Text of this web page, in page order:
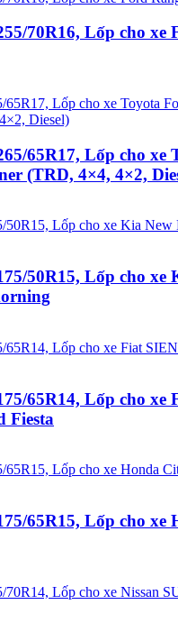
70R16, Lốp cho xe
65R17, Lốp cho xe
(TRD, 4×4, 4×2,
50R15, Lốp cho xe
65R14, Lốp cho xe
Fiesta
65R15, Lốp cho xe